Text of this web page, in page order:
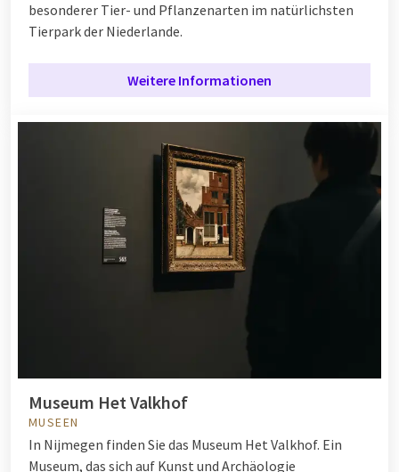
besonderer Tier- und Pflanzenarten im natürlichsten
Tierpark der Niederlande.
Weitere Informationen
Museum Het Valkhof
MUSEEN
In Nijmegen finden Sie das Museum Het Valkhof. Ein
Museum, das sich auf Kunst und Archäologie